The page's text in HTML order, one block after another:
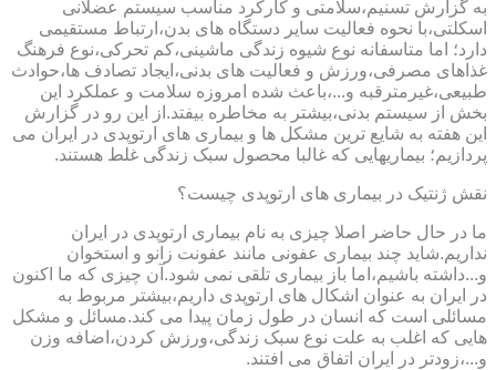
به گزارش تسنیم،سلامتی و کارکرد مناسب سیستم عضلانی
اسکلتی،با نحوه فعالیت سایر دستگاه های بدن،ارتباط مستقیمی
دارد؛ اما متاسفانه نوع شیوه زندگی ماشینی،کم تحرکی،نوع فرهنگ
غذاهای مصرفی،ورزش و فعالیت های بدنی،ایجاد تصادف ها،حوادث
طبیعی،غیرمترقبه و...،باعث شده امروزه سلامت و عملکرد این
بخش از سیستم بدنی،بیشتر به مخاطره بیفتد.از این رو در گزارش
این هفته به شایع ترین مشکل ها و بیماری های ارتوپدی در ایران می
پردازیم؛ بیماریهایی که غالبا محصول سبک زندگی غلط هستند.
نقش ژنتیک در بیماری های ارتوپدی چیست؟
ما در حال حاضر اصلا چیزی به نام بیماری ارتوپدی در ایران
نداریم.شاید چند بیماری عفونی مانند عفونت زانو و استخوان
و...داشته باشیم،اما باز بیماری تلقی نمی شود.آن چیزی که ما اکنون
در ایران به عنوان اشکال های ارتوپدی داریم،بیشتر مربوط به
مسائلی است که انسان در طول زمان پیدا می کند.مسائل و مشکل
هایی که اغلب به علت نوع سبک زندگی،ورزش کردن،اضافه وزن
و...،زودتر در ایران اتفاق می افتند.